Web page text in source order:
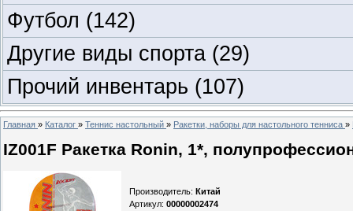
Футбол (142)
Другие виды спорта (29)
Прочий инвентарь (107)
Главная » Каталог » Теннис настольный » Ракетки, наборы для настольного тенниса »
IZ001F Ракетка Ronin, 1*,
Производитель: Китай
Артикул: 00000002474